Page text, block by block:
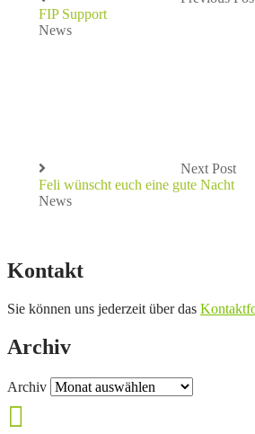
FIP Support
News
Next Post
Feli wünscht euch eine gute Nacht
News
Kontakt
Sie können uns jederzeit über das
Archiv
Archiv